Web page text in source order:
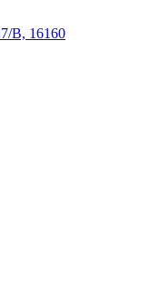
B, 16160